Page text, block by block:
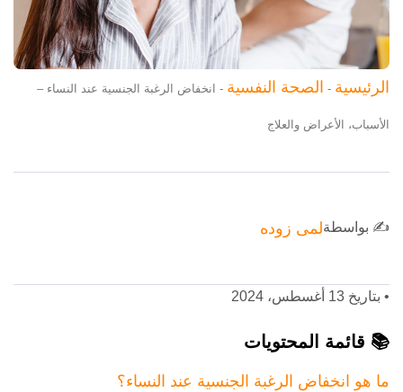
الرئيسية - الصحة النفسية - انخفاض الرغبة الجنسية عند النساء –
الأسباب، الأعراض والعلاج
✍️ بواسطةلمى زوده
• بتاريخ 13 أغسطس، 2024
📚 قائمة المحتويات
ما هو انخفاض الرغبة الجنسية عند النساء؟